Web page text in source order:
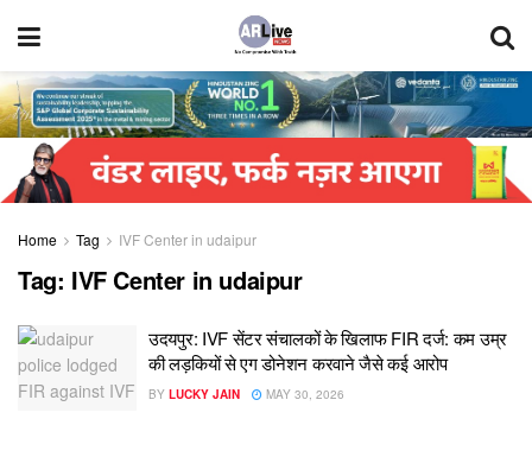
Home Tag IVF Center in udaipur
Tag: IVF Center in udaipur
उदयपुर: IVF सेंटर संचालकों के खिलाफ FIR दर्ज: कम उम्र
की लड़कियों से एग डोनेशन करवाने जैसे कई आरोप
BY LUCKY JAIN MAY 30, 2026